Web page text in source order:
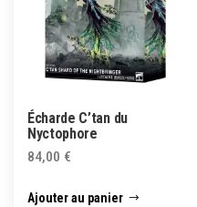
Écharde C’tan du
Nyctophore
84,00 €
Ajouter au panier